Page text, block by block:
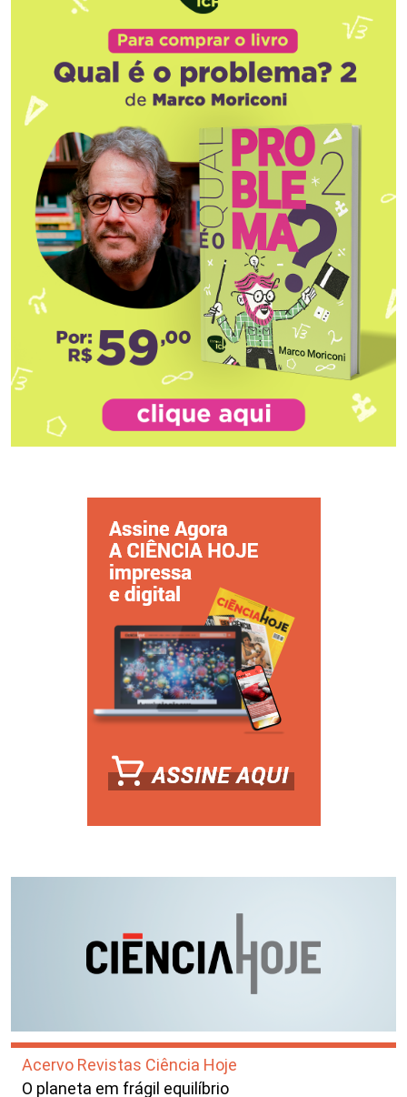
Acervo Revistas Ciência Hoje
O planeta em frágil equilíbrio